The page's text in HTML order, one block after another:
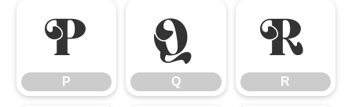
P
P
Q
Q
R
R